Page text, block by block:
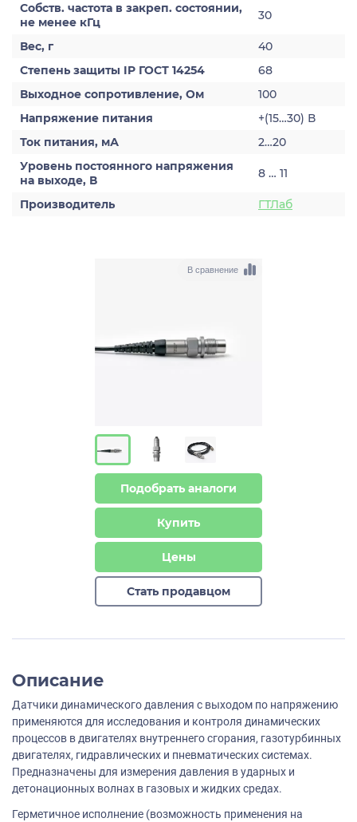
Собств. частота в закреп. состоянии,
не менее кГц
30
Вес, г
40
Степень защиты IP ГОСТ 14254
68
Выходное сопротивление, Ом
100
Напряжение питания
+(15…30) В
Ток питания, мА
2…20
Уровень постоянного напряжения
на выходе, В
8 … 11
Производитель ГТЛаб
В сравнение
Подобрать аналоги
Купить
Цены
Стать продавцом
Описание
Датчики динамического давления с выходом по напряжению
применяются для исследования и контроля динамических
процессов в двигателях внутреннего сгорания, газотурбинных
двигателях, гидравлических и пневматических системах.
Предназначены для измерения давления в ударных и
детонационных волнах в газовых и жидких средах.
Герметичное исполнение (возможность применения на